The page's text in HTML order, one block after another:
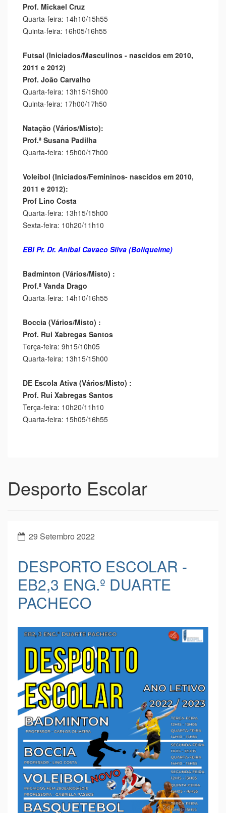
Prof. Mickael Cruz
Quarta-feira: 14h10/15h55
Quinta-feira: 16h05/16h55
Futsal (Iniciados/Masculinos - nascidos em 2010,
2011 e 2012)
Prof. João Carvalho
Quarta-feira: 13h15/15h00
Quinta-feira: 17h00/17h50
Natação (Vários/Misto):
Prof.ª Susana Padilha
Quarta-feira: 15h00/17h00
Voleibol (Iniciados/Femininos- nascidos em 2010,
2011 e 2012):
Prof Lino Costa
Quarta-feira: 13h15/15h00
Sexta-feira: 10h20/11h10
EBI Pr. Dr. Aníbal Cavaco Silva (Boliqueime)
Badminton (Vários/Misto) :
Prof.ª Vanda Drago
Quarta-feira: 14h10/16h55
Boccia (Vários/Misto) :
Prof. Rui Xabregas Santos
Terça-feira: 9h15/10h05
Quarta-feira: 13h15/15h00
DE Escola Ativa (Vários/Misto) :
Prof. Rui Xabregas Santos
Terça-feira: 10h20/11h10
Quarta-feira: 15h05/16h55
Desporto Escolar
29 Setembro 2022
DESPORTO ESCOLAR -
EB2,3 ENG.º DUARTE
PACHECO